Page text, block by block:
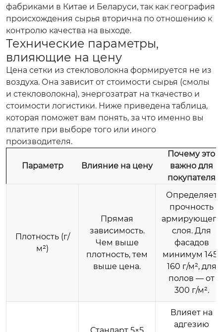
фабриками в Китае и Беларуси, так как география
происхождения сырья вторична по отношению к
контролю качества на выходе.
Технические параметры,
влияющие на цену
Цена сетки из стекловолокна формируется не из
воздуха. Она зависит от стоимости сырья (смолы
и стекловолокна), энергозатрат на ткачество и
стоимости логистики. Ниже приведена таблица,
которая поможет вам понять, за что именно вы
платите при выборе того или иного
производителя.
Параметр Влияние на цену
Почему это
важно для
покупателя
Плотность (г/
м²)
Прямая
зависимость.
Чем выше
плотность, тем
выше цена.
Определяет
прочность
армирующего
слоя. Для
фасадов
минимум 145-
160 г/м², для
полов — от
300 г/м².
Влияет на
адгезию